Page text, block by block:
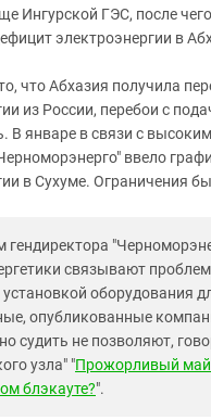
Ингурской ГЭС, после
электроэнергии в
что Абхазия получила
из России, перебои с
В январе в связи с
ввело
в Сухуме. Ограничения
гендиректора
связывают
оборудования
опубликованные
судить не позволяют,
узла" "Прожорливый
блэкауте?".